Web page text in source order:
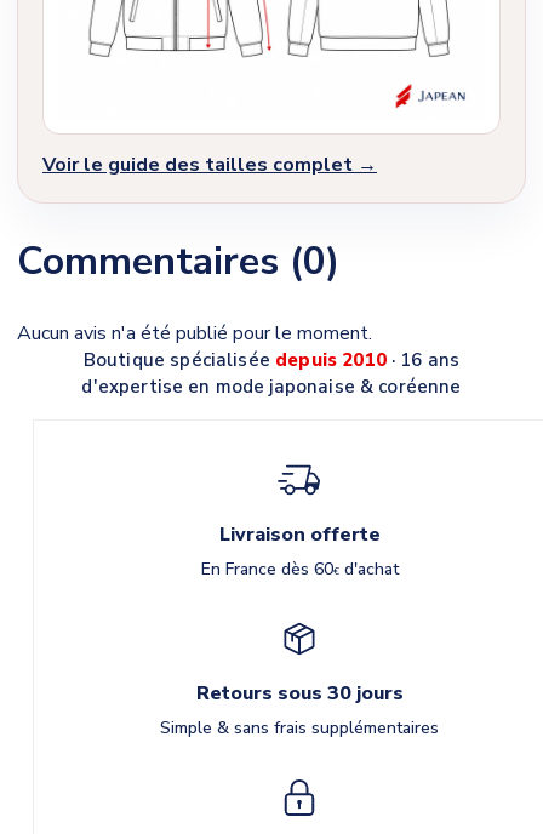
Voir le guide des tailles complet →
Commentaires (0)
Aucun avis n'a été publié pour le moment.
Boutique spécialisée depuis 2010· 16 ans
d'expertise en mode japonaise & coréenne
Livraison offerte
En France dès 60€d'achat
Retours sous 30 jours
Simple & sans frais supplémentaires